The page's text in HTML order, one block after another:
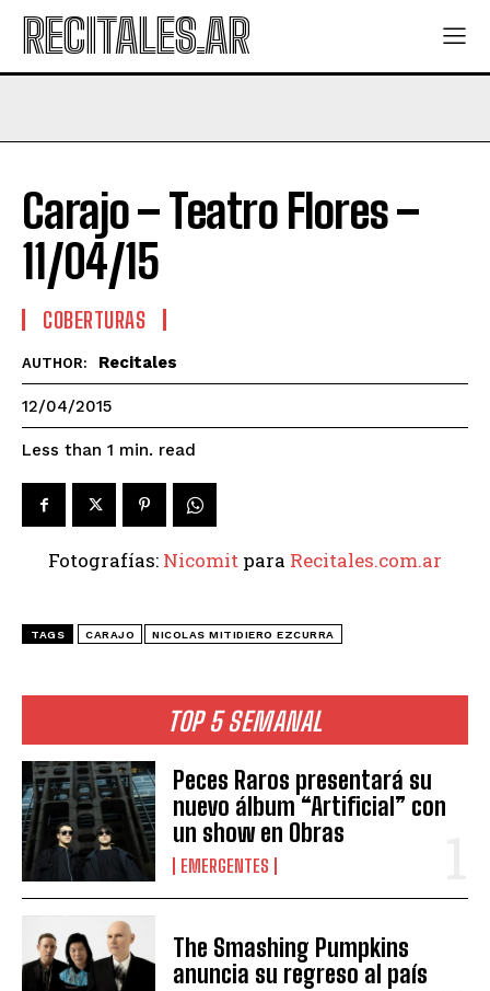
RECITALES.AR
TOP 5 SEMANAL
Peces Raros presentará su
nuevo álbum “Artificial” con
un show en Obras
EMERGENTES
The Smashing Pumpkins
anuncia su regreso al país
Carajo – Teatro Flores –
11/04/15
COBERTURAS
AUTHOR: Recitales
12/04/2015
Less than 1 min. read
Fotografías: Nicomit para Recitales.com.ar
TAGS CARAJO NICOLAS MITIDIERO EZCURRA